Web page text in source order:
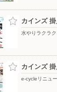
カインズ
水やりラクラ
カインズ
e-cycleリニュ